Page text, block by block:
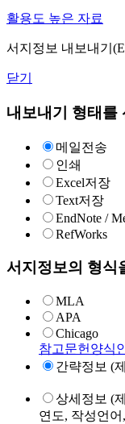
활용도 높은 자료
서지정보 내보내기
닫기
내보내기 형태를
메일전송
인쇄
Excel저장
Text저장
EndNote /
RefWorks
서지정보의 형식
MLA
APA
Chicago
참고문헌양식
간략정보 (
상세정보 (
연도, 작성언